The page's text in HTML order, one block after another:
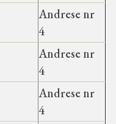
Andrese nr
4
Andrese nr
4
Andrese nr
4